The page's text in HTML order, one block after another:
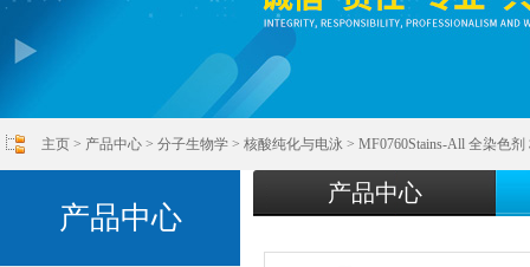
主页 > 产品中心 > 分子生物学 > 核酸纯化与电泳 > MF0760Stains-All 全染色
产品中心
产品中心